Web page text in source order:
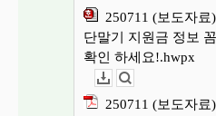
250711 (보도자료
단말기 지원금 정보
확인 하세요!.hwpx
250711 (보도자료